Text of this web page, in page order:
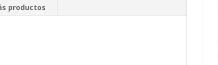
productos